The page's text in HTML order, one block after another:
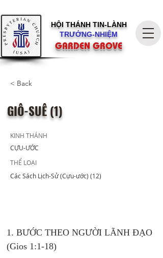
HỘI THÁNH TIN-LÀNH
TRƯỞNG-NHIỆM
GARDEN GROVE
< Back
GIÔ-SUÊ (1)
KINH THÁNH
CỰU-ƯỚC
THỂ LOẠI
Các Sách Lịch-Sử (Cựu-ước) (12)
1. BƯỚC THEO NGƯỜI LÃNH ĐẠO
(Gios 1:1-18)